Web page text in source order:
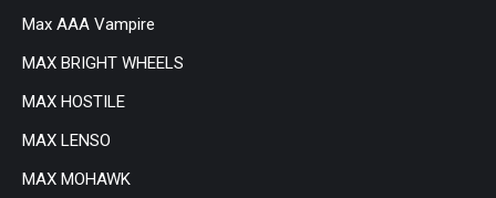
Max AAA Vampire
MAX BRIGHT WHEELS
MAX HOSTILE
MAX LENSO
MAX MOHAWK